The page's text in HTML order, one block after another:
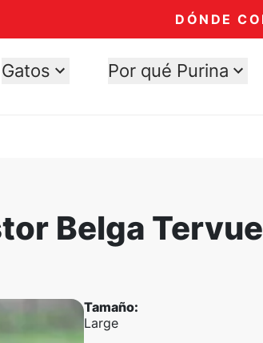
DÓNDE
Gatos Por qué Purina
Belga
Tamaño:
Large